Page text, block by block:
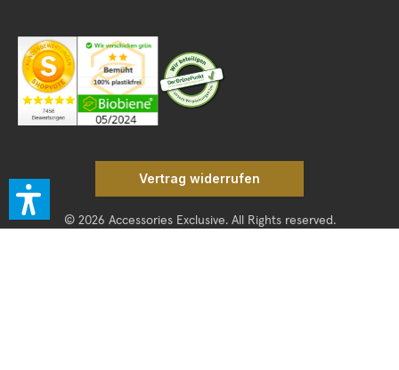
Vertrag widerrufen
© 2026 Accessories Exclusive. All Rights reserved.